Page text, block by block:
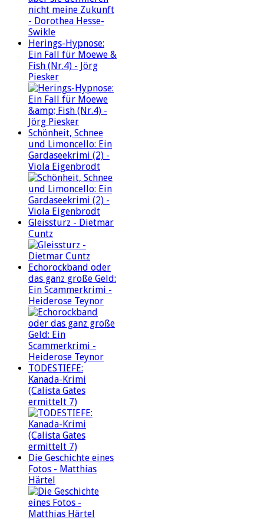
Herings-Hypnose:
Ein Fall für Moewe &
Fish (Nr.4) - Jörg
Piesker
Schönheit, Schnee
und Limoncello: Ein
Gardaseekrimi (2) -
Viola Eigenbrodt
Gleissturz - Dietmar
Cuntz
Echorockband oder
das ganz große Geld:
Ein Scammerkrimi -
Heiderose Teynor
TODESTIEFE:
Kanada-Krimi
(Calista Gates
ermittelt 7)
Die Geschichte eines
Fotos - Matthias
Härtel